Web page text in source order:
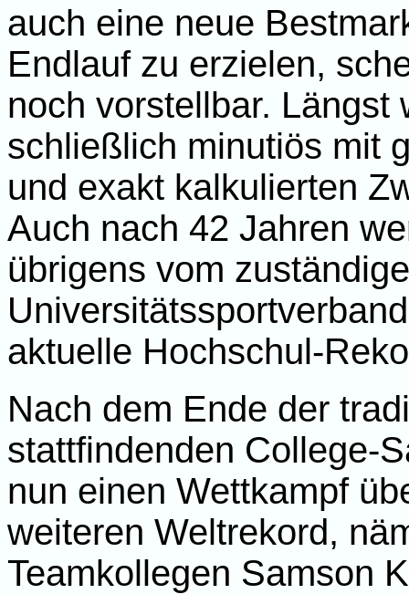
auch eine neue
Endlauf zu erzielen,
noch vorstellbar. Längst
schließlich minutiös mit
und exakt kalkulierten
Auch nach 42 Jahren
übrigens vom
aktuelle Hochschul-
Nach dem Ende der
stattfindenden College-
nun einen Wettkampf
weiteren Weltrekord,
Teamkollegen Samson